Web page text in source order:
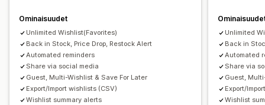
Mukautetut kuvakkeet
Ostoilmoitukset
Hintahälytykset Varastoilmoitukset
Ominaisuudet
Unlimited Wishlist(Favorites)
Back in Stock, Price Drop, Restock Alert
Automated reminders
Share via social media
Guest, Multi-Wishlist & Save For Later
Export/Import wishlists (CSV)
Wishlist summary alerts
Unlimited
Back in
Automated
Share via
Guest,
Export/
Wishlist